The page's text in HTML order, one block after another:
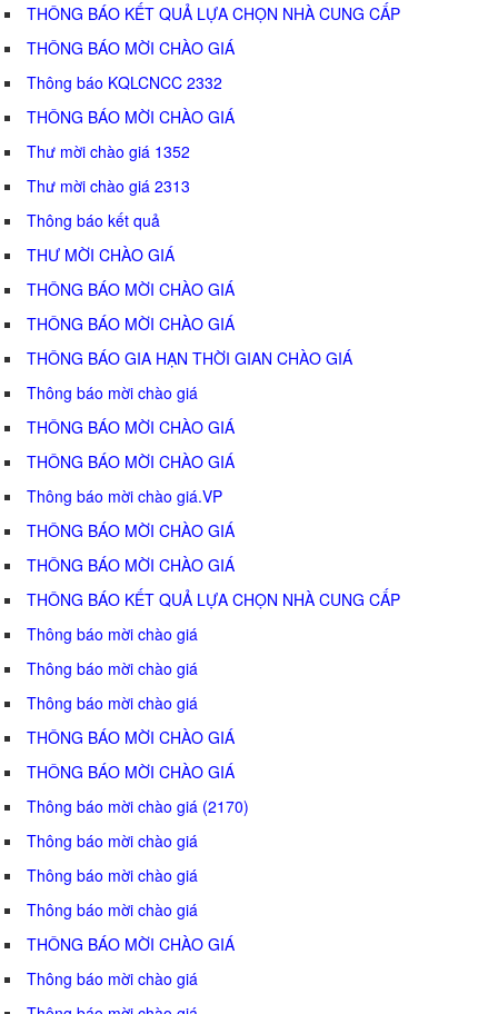
THÔNG BÁO KẾT QUẢ LỰA CHỌN NHÀ CUNG CẤP
THÔNG BÁO MỜI CHÀO GIÁ
Thông báo KQLCNCC 2332
THÔNG BÁO MỜI CHÀO GIÁ
Thư mời chào giá 1352
Thư mời chào giá 2313
Thông báo kết quả
THƯ MỜI CHÀO GIÁ
THÔNG BÁO MỜI CHÀO GIÁ
THÔNG BÁO MỜI CHÀO GIÁ
THÔNG BÁO GIA HẠN THỜI GIAN CHÀO GIÁ
Thông báo mời chào giá
THÔNG BÁO MỜI CHÀO GIÁ
THÔNG BÁO MỜI CHÀO GIÁ
Thông báo mời chào giá.VP
THÔNG BÁO MỜI CHÀO GIÁ
THÔNG BÁO MỜI CHÀO GIÁ
THÔNG BÁO KẾT QUẢ LỰA CHỌN NHÀ CUNG CẤP
Thông báo mời chào giá
Thông báo mời chào giá
Thông báo mời chào giá
THÔNG BÁO MỜI CHÀO GIÁ
THÔNG BÁO MỜI CHÀO GIÁ
Thông báo mời chào giá (2170)
Thông báo mời chào giá
Thông báo mời chào giá
Thông báo mời chào giá
THÔNG BÁO MỜI CHÀO GIÁ
Thông báo mời chào giá